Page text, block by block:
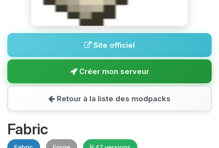
Site officiel
Créer mon serveur
Retour à la liste des modpacks
Fabric